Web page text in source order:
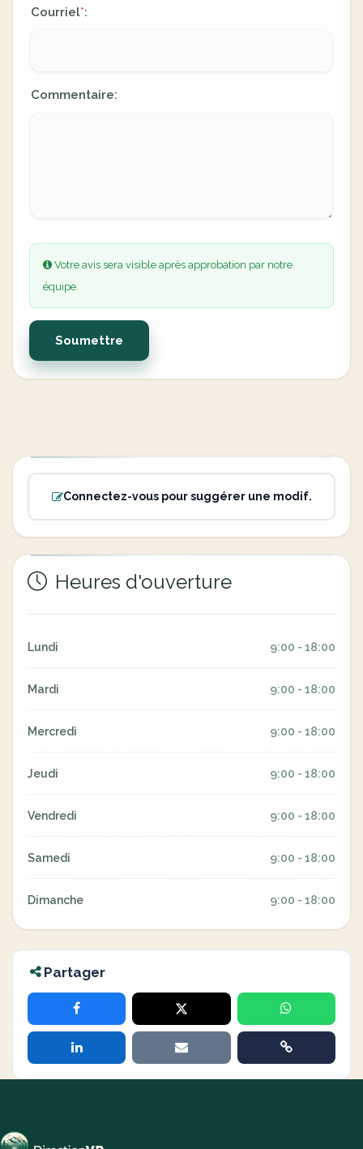
Courriel*:
Commentaire:
Votre avis sera visible après approbation par notre
équipe.
Soumettre
Connectez-vous pour suggérer une modif.
Heures d'ouverture
Lundi 9:00 - 18:00
Mardi 9:00 - 18:00
Mercredi 9:00 - 18:00
Jeudi 9:00 - 18:00
Vendredi 9:00 - 18:00
Samedi 9:00 - 18:00
Dimanche 9:00 - 18:00
Partager